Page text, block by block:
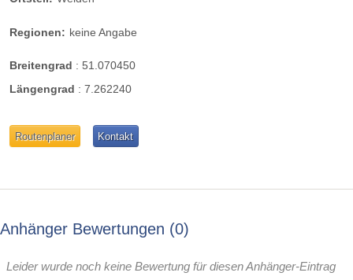
Regionen: keine Angabe
Breitengrad : 51.070450
Längengrad : 7.262240
Routenplaner Kontakt
Anhänger Bewertungen 0
Leider wurde noch keine Bewertung für diesen Anhänger-Eintrag